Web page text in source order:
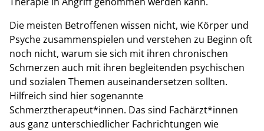
Die meisten Betroffenen wissen nicht, wie Körper und
Psyche zusammenspielen und verstehen zu Beginn oft
noch nicht, warum sie sich mit ihren chronischen
Schmerzen auch mit ihren begleitenden psychischen
und sozialen Themen auseinandersetzen sollten.
Hilfreich sind hier sogenannte
Schmerztherapeut*innen. Das sind Fachärzt*innen
aus ganz unterschiedlicher Fachrichtungen wie